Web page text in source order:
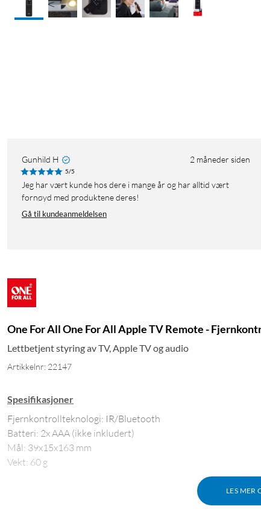
Gunhild H 2 måneder siden
5/5
Jeg har vært kunde hos dere i mange år og har alltid vært
fornøyd med produktene deres!
Gå til kundeanmeldelsen
One For All One For All Apple TV Remote -
Lettbetjent styring av TV, Apple TV og audio
Artikkelnr: 22147
LES MER
Spesifikasjoner
Fjernkontrollteknologi: IR/Bluetooth
Batteri: 2x AAA (ikke inkludert)
Mål: 39x15x163 mm
Vekt: 60 g